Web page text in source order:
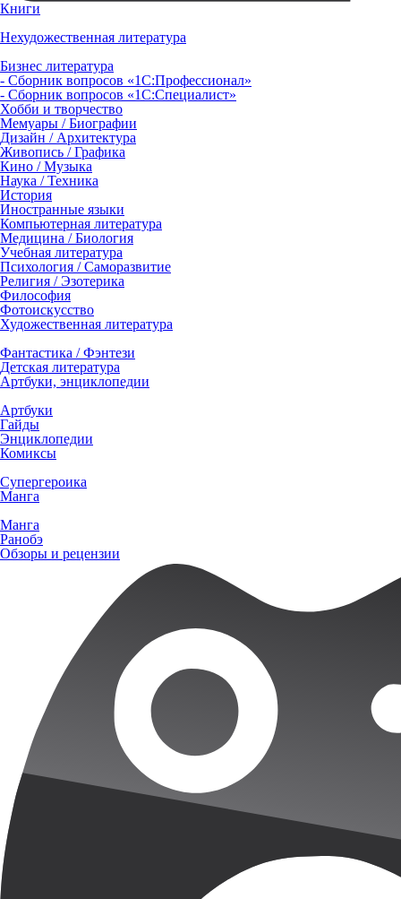
Книги
Нехудожественная литература
Бизнес литература
- Сборник вопросов «1С:Профессионал»
- Сборник вопросов «1С:Специалист»
Хобби и творчество
Мемуары / Биографии
Дизайн / Архитектура
Живопись / Графика
Кино / Музыка
Наука / Техника
История
Иностранные языки
Компьютерная литература
Медицина / Биология
Учебная литература
Психология / Саморазвитие
Религия / Эзотерика
Философия
Фотоискусство
Художественная литература
Фантастика / Фэнтези
Детская литература
Артбуки, энциклопедии
Артбуки
Гайды
Энциклопедии
Комиксы
Супергероика
Манга
Манга
Ранобэ
Обзоры и рецензии